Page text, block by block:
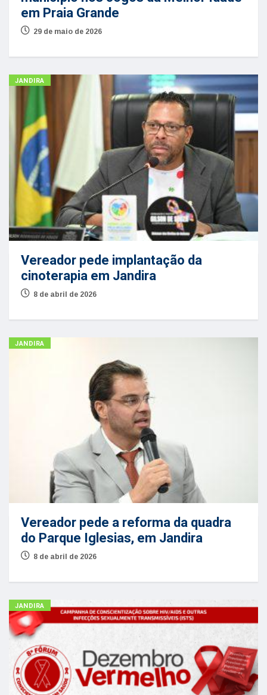
em Praia Grande
29 de maio de 2026
JANDIRA
Vereador pede implantação da
cinoterapia em Jandira
8 de abril de 2026
JANDIRA
Vereador pede a reforma da quadra
do Parque Iglesias, em Jandira
8 de abril de 2026
JANDIRA